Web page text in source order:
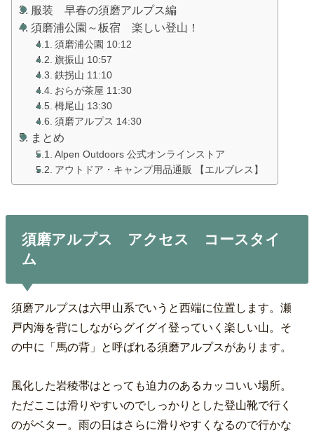
服装 早春の須磨アルプス編
須磨浦公園～板宿 楽しい登山！
須磨浦公園 10:12
旗振山 10:57
鉄拐山 11:10
おらが茶屋 11:30
栂尾山 13:30
須磨アルプス 14:30
まとめ
Alpen Outdoors 公式オンラインストア
アウトドア・キャンプ用品通販 【エルブレス】
須磨アルプス アクセス コースタイ
ム
須磨アルプスは六甲山系でいうと西端に位置します。瀬
戸内海を背にしながらグイグイ登っていく楽しい山。そ
の中に「馬の背」と呼ばれる須磨アルプスがあります。
風化した岩稜帯はとっても迫力のあるカッコいい場所。
ただここは滑りやすいのでしっかりとした登山靴で行く
のがベター。雨の日はさらに滑りやすくなるので行かな